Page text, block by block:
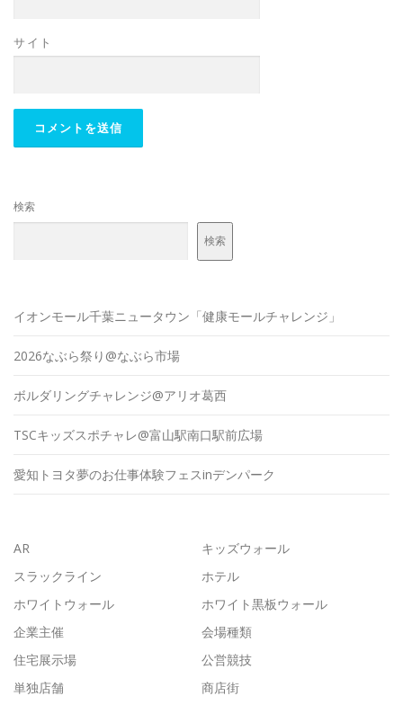
サイト
検索
検索
イオンモール千葉ニュータウン「健康モールチャレンジ」
2026なぶら祭り@なぶら市場
ボルダリングチャレンジ@アリオ葛西
TSCキッズスポチャレ@富山駅南口駅前広場
愛知トヨタ夢のお仕事体験フェスinデンパーク
AR
キッズウォール
スラックライン
ホテル
ホワイトウォール
ホワイト黒板ウォール
企業主催
会場種類
住宅展示場
公営競技
単独店舗
商店街